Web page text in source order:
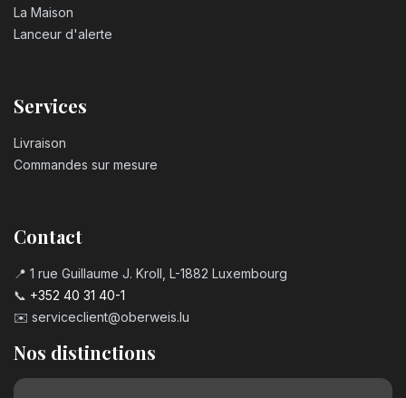
La Maison
Lanceur d'alerte
Services
Livraison
Commandes sur mesure
Contact
📍 1 rue Guillaume J. Kroll, L-1882 Luxembourg
📞 +352 40 31 40-1
✉️ serviceclient@oberweis.lu
Nos distinctions